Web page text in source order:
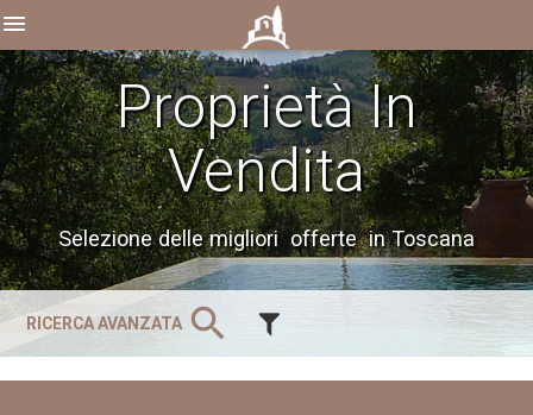
menu
RICERCA AVANZATA search
Proprietà In
Vendita
Selezione delle migliori offerte in Toscana